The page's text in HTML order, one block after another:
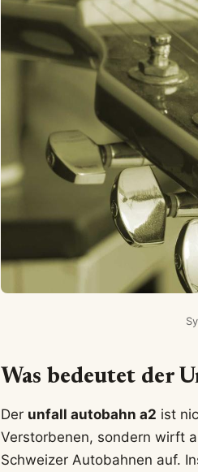
Was bedeutet der
Der unfall autobahn a2 ist
Verstorbenen, sondern wirft
Schweizer Autobahnen auf.